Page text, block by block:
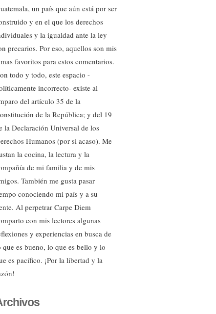
un país que aún está por ser
y en el que los derechos
y la igualdad ante la ley
precarios. Por eso, aquellos son mis
favoritos para estos comentarios.
todo y todo, este espacio -
incorrecto- existe al
del artículo 35 de la
de la República; y del 19
la Declaración Universal de los
Humanos (por si acaso). Me
la cocina, la lectura y la
de mi familia y de mis
También me gusta pasar
conociendo mi país y a su
Al perpetrar Carpe Diem
con mis lectores algunas
y experiencias en busca de
que es bueno, lo que es bello y lo
es pacífico. ¡Por la libertad y la